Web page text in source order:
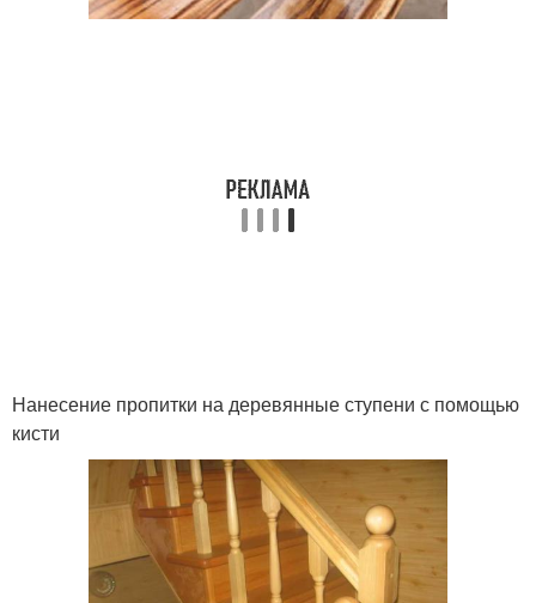
Нанесение пропитки на деревянные ступени с помощью
кисти